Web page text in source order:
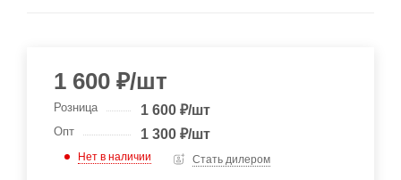
1 600 ₽/шт
Розница 1 600 ₽/шт
Опт 1 300 ₽/шт
Нет в наличии Стать дилером